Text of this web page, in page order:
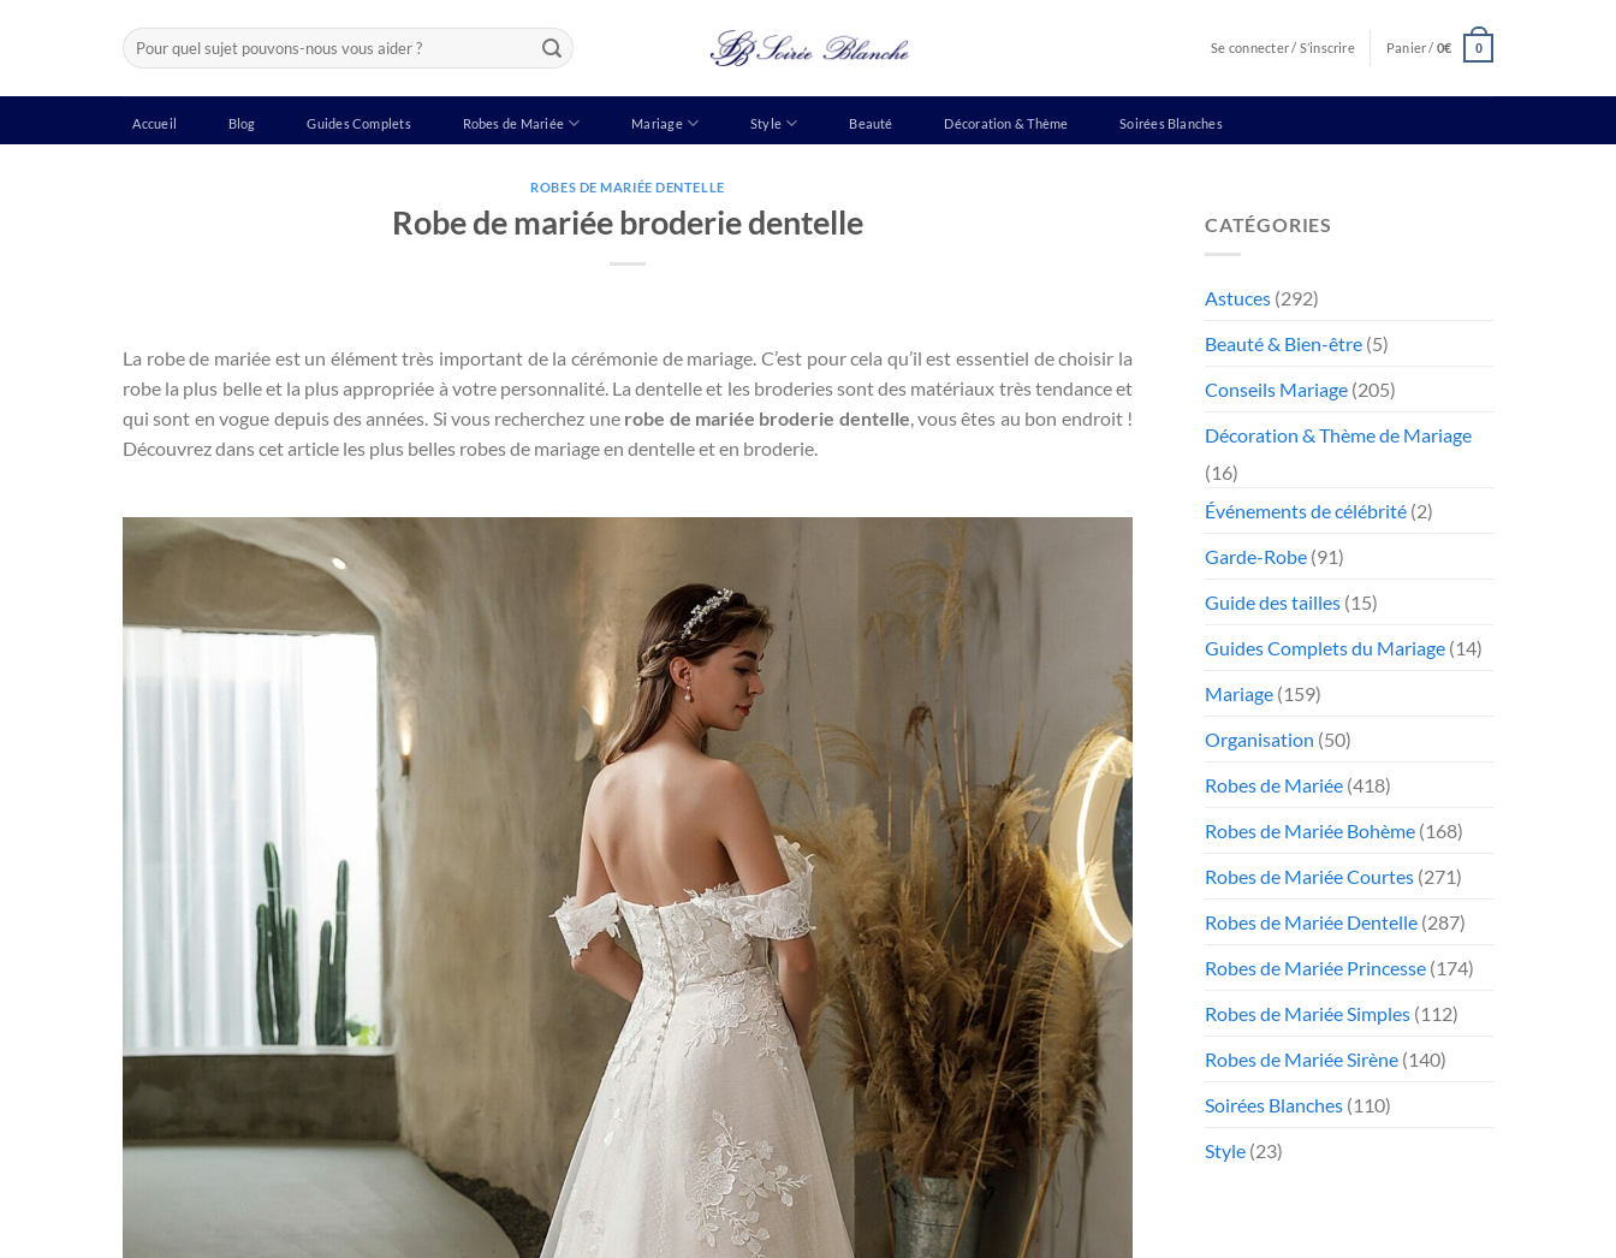
Recherche
pour :
Se connecter / S’inscrire Panier / 0€ 0
Accueil Blog Guides Complets Robes de Mariée Mariage Style Beauté Décoration & Thème Soirées Blanches
ROBES DE MARIÉE DENTELLE
Robe de mariée broderie dentelle
La robe de mariée est un élément très important de la cérémonie de mariage. C’est pour cela qu’il est essentiel de choisir la
robe la plus belle et la plus appropriée à votre personnalité. La dentelle et les broderies sont des matériaux très tendance et
qui sont en vogue depuis des années. Si vous recherchez une robe de mariée broderie dentelle , vous êtes au bon endroit !
Découvrez dans cet article les plus belles robes de mariage en dentelle et en broderie.
CATÉGORIES
Astuces (292)
Beauté & Bien-être (5)
Conseils Mariage (205)
Décoration & Thème de Mariage
(16)
Événements de célébrité (2)
Garde-Robe (91)
Guide des tailles (15)
Guides Complets du Mariage (14)
Mariage (159)
Organisation (50)
Robes de Mariée (418)
Robes de Mariée Bohème (168)
Robes de Mariée Courtes (271)
Robes de Mariée Dentelle (287)
Robes de Mariée Princesse (174)
Robes de Mariée Simples (112)
Robes de Mariée Sirène (140)
Soirées Blanches (110)
Style (23)